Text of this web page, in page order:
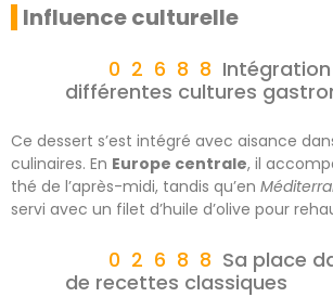
Influence culturelle
différentes cultures
Ce dessert s’est intégré avec aisance
culinaires. En Europe centrale, il
thé de l’après-midi, tandis qu’en
servi avec un filet d’huile d’olive pour
Sa place
de recettes classiques